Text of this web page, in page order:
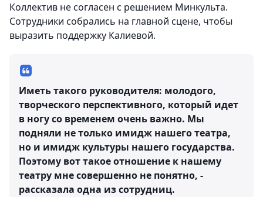
Коллектив не согласен с решением Минкульта.
Сотрудники собрались на главной сцене, чтобы
выразить поддержку Калиевой.
Иметь такого руководителя: молодого,
творческого перспективного, который идет
в ногу со временем очень важно. Мы
подняли не только имидж нашего театра,
но и имидж культуры нашего государства.
Поэтому вот такое отношение к нашему
театру мне совершенно не понятно, -
рассказала одна из сотрудниц.